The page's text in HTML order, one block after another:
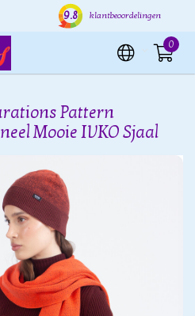
Verzending binnen 24 uur
9.8 klantbeoordelingen
0
Pattern
Mooie IVKO Sjaal